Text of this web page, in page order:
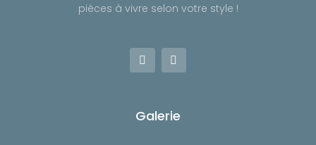
pièces à vivre selon votre style !
F
a
c
o
o
I
n
s
r
Galerie